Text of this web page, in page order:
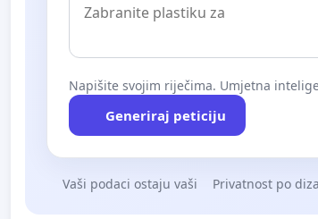
Napišite svojim riječima. Umjetna
Generiraj peticiju
Vaši podaci ostaju vaši Privatnost po